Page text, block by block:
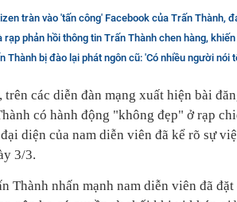
tràn vào 'tấn công' Facebook của Trấn Thành, đánh giá
rạp phản hồi thông tin Trấn Thành chen hàng,
Thành bị đào lại phát ngôn cũ: 'Có nhiều người nói tôi
trên các diễn đàn mạng xuất hiện bài
có hành động "không đẹp" ở rạp
diện của nam diễn viên đã kể rõ sự
3/3.
Thành nhấn mạnh nam diễn viên đã